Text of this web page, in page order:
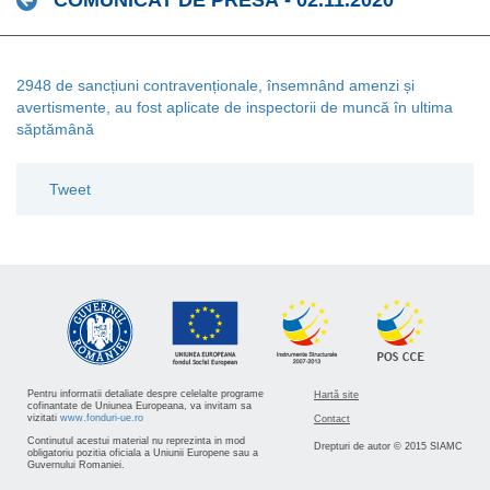
2948 de sancțiuni contravenționale, însemnând amenzi și
avertismente, au fost aplicate de inspectorii de muncă în ultima
săptămână
Tweet
Pentru informatii detaliate despre celelalte programe
cofinantate de Uniunea Europeana, va invitam sa
vizitati www.fonduri-ue.ro
Continutul acestui material nu reprezinta in mod
obligatoriu pozitia oficiala a Uniunii Europene sau a
Guvernului Romaniei.
Hartă site
Contact
Drepturi de autor © 2015 SIAMC